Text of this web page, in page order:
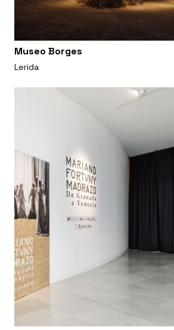
Museo Borges
Lerida